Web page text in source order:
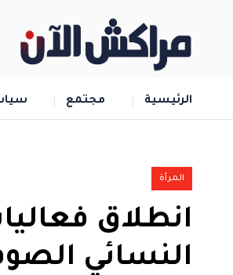
الرئيسية مجتمع
المرأة
انطلاق
النسائي